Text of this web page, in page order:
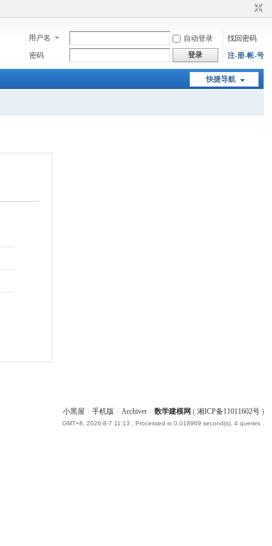
用户名 自动登录
找回密码
密码
登录 注-册-帐-号
快捷导航
小黑屋 手机版 Archiver 数学建模网 ( 湘ICP备11011602号)
GMT+8, 2026-8-7 11:13 , Processed in 0.018969 second(s), 4 queries .